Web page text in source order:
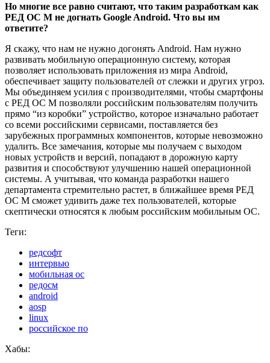
Но многие все равно считают, что таким разработкам как
РЕД ОС М не догнать Google Android. Что вы им
ответите?
Я скажу, что нам не нужно догонять Android. Нам нужно
развивать мобильную операционную систему, которая
позволяет использовать приложения из мира Android,
обеспечивает защиту пользователей от слежки и других угроз.
Мы объединяем усилия с производителями, чтобы смартфоны
с РЕД ОС М позволяли российским пользователям получить
прямо “из коробки” устройство, которое изначально работает
со всеми российскими сервисами, поставляется без
зарубежных программных компонентов, которые невозможно
удалить. Все замечания, которые мы получаем с выходом
новых устройств и версий, попадают в дорожную карту
развития и способствуют улучшению нашей операционной
системы. А учитывая, что команда разработки нашего
департамента стремительно растет, в ближайшее время РЕД
ОС М сможет удивить даже тех пользователей, которые
скептически относятся к любым российским мобильным ОС.
Теги:
редсофт
интервью
мобильная ос
редосм
android
aosp
linux
российское по
Хабы: